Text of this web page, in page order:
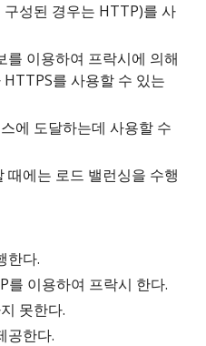
성된 경우는 HTTP)를 사
를 이용하여 프락시에 의해
를 사용할 수 있는
에 도달하는데 사용할 수
때에는 로드 밸런싱을 수행
한다.
를 이용하여 프락시 한다.
못한다.
공한다.